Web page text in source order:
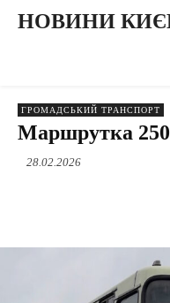
НОВИНИ
ГРОМАДСЬКИЙ ТРАНСПОРТ
Маршрутка
28.02.2026